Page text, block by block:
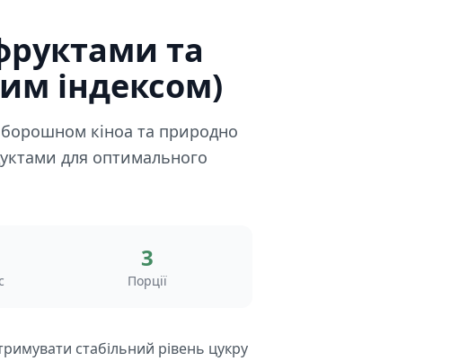
та
індексом)
кіноа та природно
для оптимального
3
Порції
стабільний рівень цукру